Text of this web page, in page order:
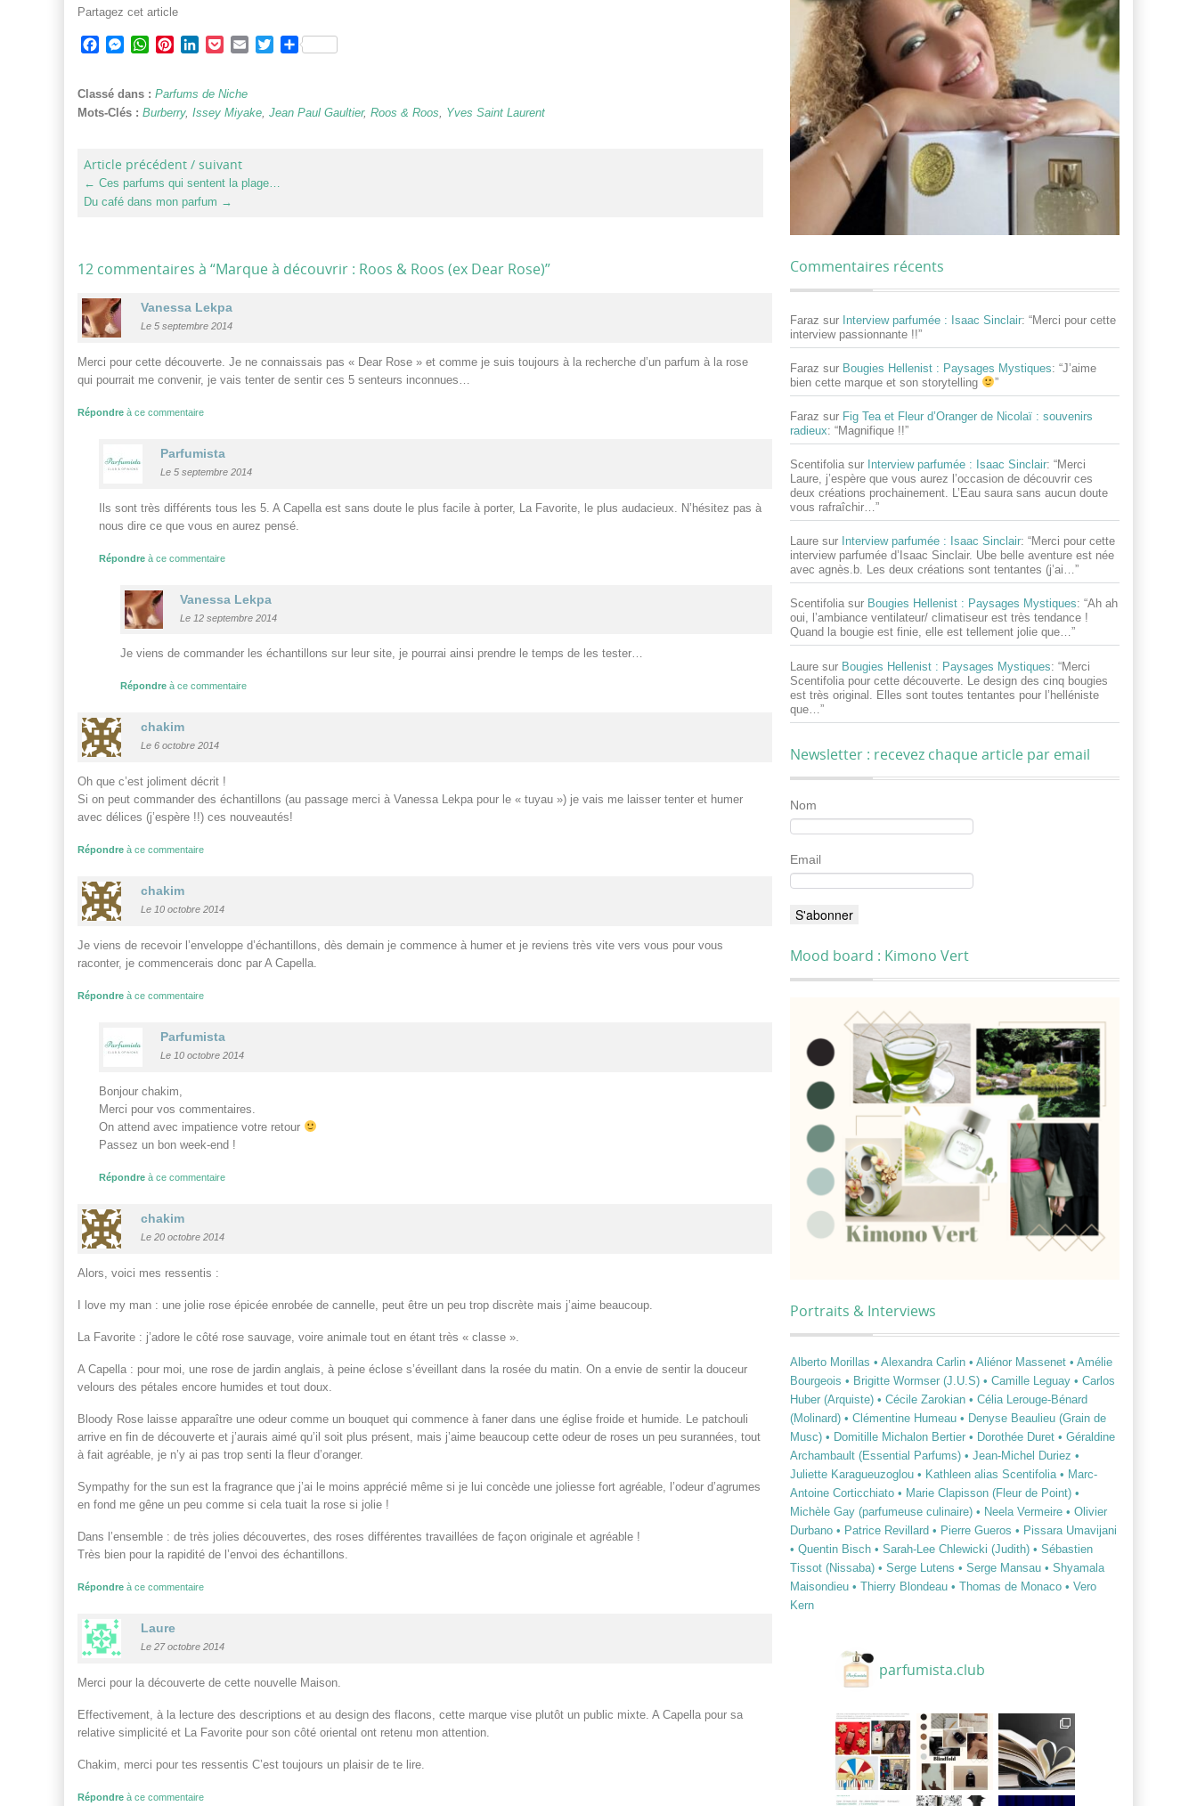
Partagez cet article
Facebook
Messenger
WhatsApp
PinterestLinkedInPocketEmailTwitterPartager
Classé dans : Parfums de Niche
Mots-Clés : Burberry, Issey Miyake Jean Paul Gaultier, Roos & Roos Yves Saint Laurent
Article précédent / suivant
← Ces parfums qui sentent la plage…
Du café dans mon parfum →
12 commentaires à “Marque à découvrir : Roos & Roos (ex Dear Rose)”
Vanessa Lekpa
Le 5 septembre 2014
Merci pour cette découverte. Je ne connaissais pas « Dear Rose » et comme je suis toujours à la recherche d’un parfum à la rose
qui pourrait me convenir, je vais tenter de sentir ces 5 senteurs inconnues…
Répondre à ce commentaire
Parfumista
Le 5 septembre 2014
Ils sont très différents tous les 5. A Capella est sans doute le plus facile à porter, La Favorite, le plus audacieux. N’hésitez pas à
nous dire ce que vous en aurez pensé.
Répondre à ce commentaire
Vanessa Lekpa
Le 12 septembre 2014
Je viens de commander les échantillons sur leur site, je pourrai ainsi prendre le temps de les tester…
Répondre à ce commentaire
chakim
Le 6 octobre 2014
Oh que c’est joliment décrit !
Si on peut commander des échantillons (au passage merci à Vanessa Lekpa pour le « tuyau ») je vais me laisser tenter et humer
avec délices (j’espère !!) ces nouveautés!
Répondre à ce commentaire
chakim
Le 10 octobre 2014
Je viens de recevoir l’enveloppe d’échantillons, dès demain je commence à humer et je reviens très vite vers vous pour vous
raconter, je commencerais donc par A Capella.
Répondre à ce commentaire
Parfumista
Le 10 octobre 2014
Bonjour chakim,
Merci pour vos commentaires.
On attend avec impatience votre retour
Passez un bon week-end !
Répondre à ce commentaire
chakim
Le 20 octobre 2014
Alors, voici mes ressentis :
I love my man : une jolie rose épicée enrobée de cannelle, peut être un peu trop discrète mais j’aime beaucoup.
La Favorite : j’adore le côté rose sauvage, voire animale tout en étant très « classe ».
A Capella : pour moi, une rose de jardin anglais, à peine éclose s’éveillant dans la rosée du matin. On a envie de sentir la douceur
velours des pétales encore humides et tout doux.
Bloody Rose laisse apparaître une odeur comme un bouquet qui commence à faner dans une église froide et humide. Le patchouli
arrive en fin de découverte et j’aurais aimé qu’il soit plus présent, mais j’aime beaucoup cette odeur de roses un peu surannées, tout
à fait agréable, je n’y ai pas trop senti la fleur d’oranger.
Sympathy for the sun est la fragrance que j’ai le moins apprécié même si je lui concède une joliesse fort agréable, l’odeur d’agrumes
en fond me gêne un peu comme si cela tuait la rose si jolie !
Dans l’ensemble : de très jolies découvertes, des roses différentes travaillées de façon originale et agréable !
Très bien pour la rapidité de l’envoi des échantillons.
Répondre à ce commentaire
Laure
Le 27 octobre 2014
Merci pour la découverte de cette nouvelle Maison.
Effectivement, à la lecture des descriptions et au design des flacons, cette marque vise plutôt un public mixte. A Capella pour sa
relative simplicité et La Favorite pour son côté oriental ont retenu mon attention.
Chakim, merci pour tes ressentis C’est toujours un plaisir de te lire.
Répondre à ce commentaire
Commentaires récents
Faraz sur Interview parfumée : Isaac Sinclair: “Merci pour cette
interview passionnante !!”
Faraz sur Bougies Hellenist : Paysages Mystiques: “J’aime
bien cette marque et son storytelling
”
Faraz sur Fig Tea et Fleur d’Oranger de Nicolaï : souvenirs
radieux: “Magnifique !!”
Scentifolia sur Interview parfumée : Isaac Sinclair: “Merci
Laure, j’espère que vous aurez l’occasion de découvrir ces
deux créations prochainement. L’Eau saura sans aucun doute
vous rafraîchir…”
Laure sur Interview parfumée : Isaac Sinclair: “Merci pour cette
interview parfumée d’Isaac Sinclair. Ube belle aventure est née
avec agnès.b. Les deux créations sont tentantes (j’ai…”
Scentifolia sur Bougies Hellenist : Paysages Mystiques: “Ah ah
oui, l’ambiance ventilateur/ climatiseur est très tendance !
Quand la bougie est finie, elle est tellement jolie que…”
Laure sur Bougies Hellenist : Paysages Mystiques: “Merci
Scentifolia pour cette découverte. Le design des cinq bougies
est très original. Elles sont toutes tentantes pour l’helléniste
que… ”
Newsletter : recevez chaque article par email
Nom
Email
Mood board : Kimono Vert
Portraits & Interviews
Alberto Morillas • Alexandra Carlin • Aliénor Massenet • Amélie
Bourgeois • Brigitte Wormser (J.U.S) • Camille Leguay • Carlos
Huber (Arquiste) • Cécile Zarokian • Célia Lerouge-Bénard
(Molinard) • Clémentine Humeau • Denyse Beaulieu (Grain de
Musc) • Domitille Michalon Bertier • Dorothée Duret • Géraldine
Archambault (Essential Parfums) • Jean-Michel Duriez •
Juliette Karagueuzoglou • Kathleen alias Scentifolia • Marc-
Antoine Corticchiato • Marie Clapisson (Fleur de Point) •
Michèle Gay (parfumeuse culinaire) • Neela Vermeire • Olivier
Durbano • Patrice Revillard • Pierre Gueros • Pissara Umavijani
• Quentin Bisch • Sarah-Lee Chlewicki (Judith) • Sébastien
Tissot (Nissaba) • Serge Lutens • Serge Mansau • Shyamala
Maisondieu • Thierry Blondeau • Thomas de Monaco • Vero
Kern
parfumista.club